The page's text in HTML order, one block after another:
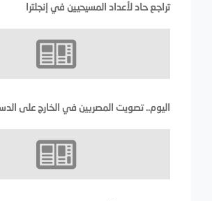
تراجع حاد لأعداد المسيحيين في إنجلترا
اليوم.. تصويت المصريين في الخارج على